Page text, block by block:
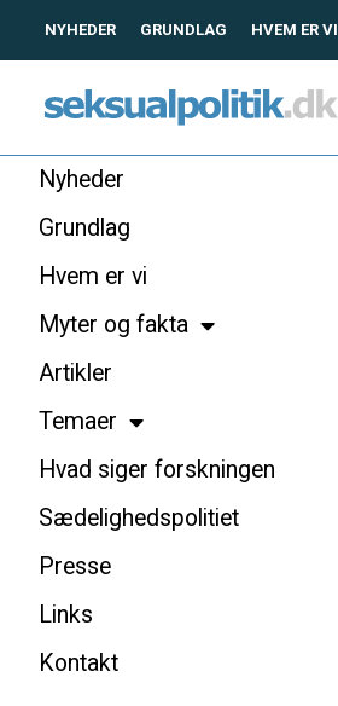
NYHEDER GRUNDLAG HVEM ER VI
Nyheder
Grundlag
Hvem er vi
Myter og fakta
Artikler
Temaer
Hvad siger forskningen
Sædelighedspolitiet
Presse
Links
Kontakt